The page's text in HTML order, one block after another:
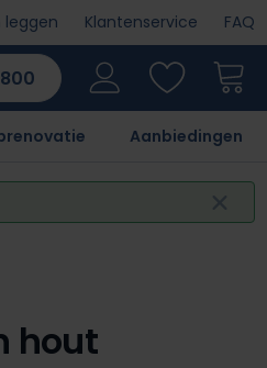
leggen Klantenservice FAQ
Aanbiedingen
hout